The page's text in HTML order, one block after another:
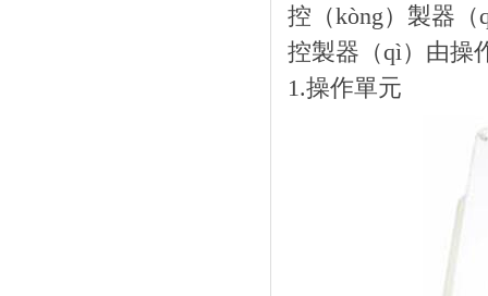
控（kòng）製器（
控製器（qì）由操
1.操作單元